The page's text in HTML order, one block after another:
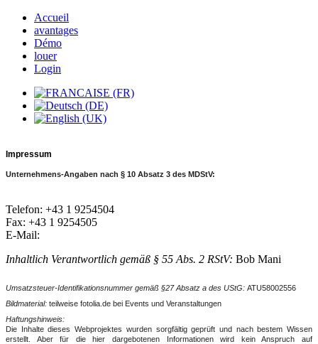
Accueil
avantages
Démo
louer
Login
Impressum
Unternehmens-Angaben nach § 10 Absatz 3 des MDStV:
Telefon: +43 1 9254504
Fax: +43 1 9254505
E-Mail:
Inhaltlich Verantwortlich gemäß § 55 Abs. 2 RStV: Bob Mani
Umsatzsteuer-Identifikationsnummer gemäß §27 Absatz a des UStG: ATU58002556
Bildmaterial: teilweise fotolia.de bei Events und Veranstaltungen
Haftungshinweis:
Die Inhalte dieses Webprojektes wurden sorgfältig geprüft und nach bestem Wissen
erstellt. Aber für die hier dargebotenen Informationen wird kein Anspruch auf